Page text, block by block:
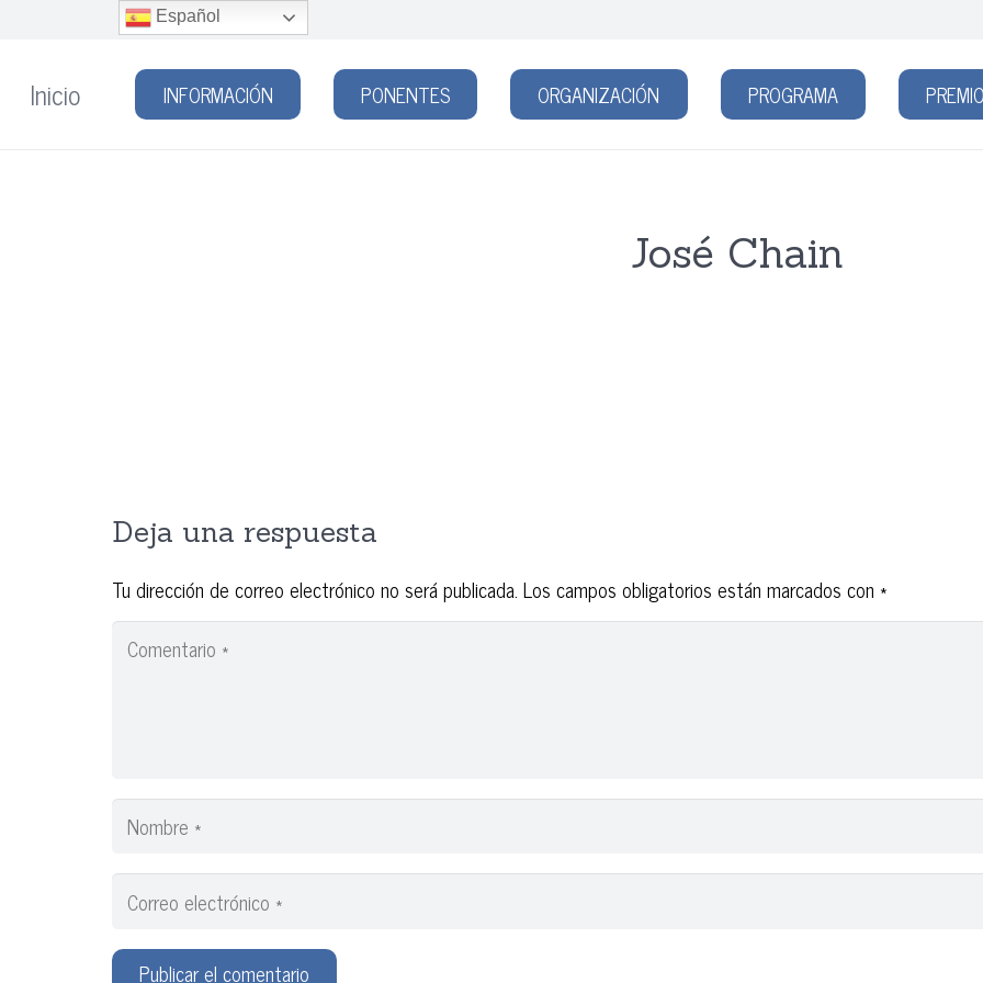
Inicio INFORMACIÓN PONENTES ORGANIZACIÓN PROGRAMA
José Chain
Deja una respuesta
Tu dirección de correo electrónico no será publicada. Los campos obligatorios están marcados con *
Publicar el comentario
Español